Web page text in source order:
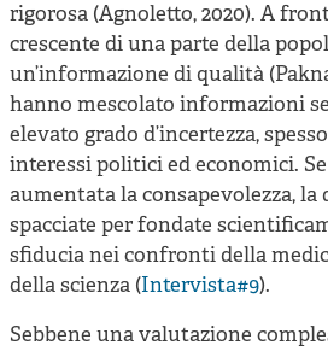
rigorosa (Agnoletto, 2020). A
crescente di una parte della
un’informazione di qualità
hanno mescolato informazioni
elevato grado d’incertezza,
interessi politici ed economici.
aumentata la consapevolezza,
spacciate per fondate
sfiducia nei confronti della
della scienza (Intervista#9).
Sebbene una valutazione